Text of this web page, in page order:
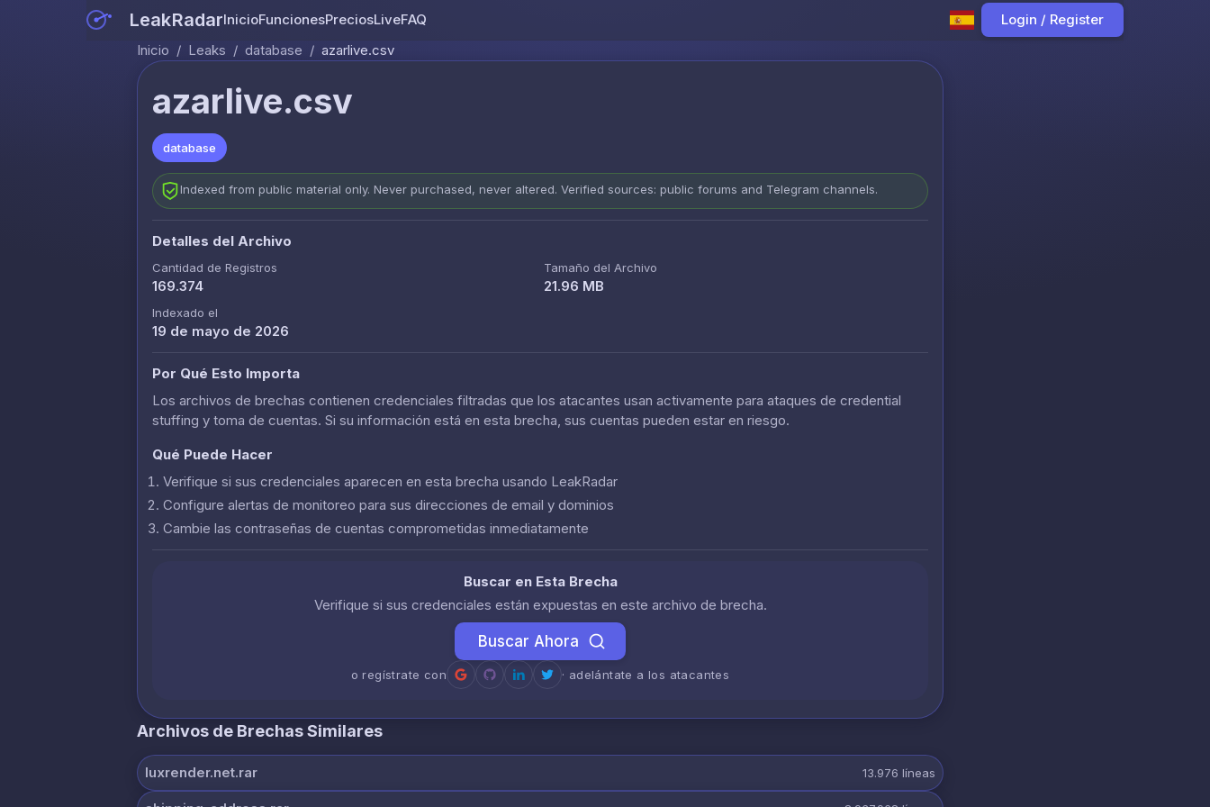
LeakRadarInicioFuncionesPreciosLiveFAQ
Login / Register
Inicio / Leaks / database / azarlive.csv
azarlive.csv
database
Indexed from public material only. Never purchased, never altered. Verified sources: public forums and Telegram channels.
Detalles del Archivo
Cantidad de Registros
169.374
Tamaño del Archivo
21.96 MB
Indexado el
19 de mayo de 2026
Por Qué Esto Importa
Los archivos de brechas contienen credenciales filtradas que los atacantes usan activamente para ataques de credential
stuffing y toma de cuentas. Si su información está en esta brecha, sus cuentas pueden estar en riesgo.
Qué Puede Hacer
Verifique si sus credenciales aparecen en esta brecha usando LeakRadar
Configure alertas de monitoreo para sus direcciones de email y dominios
Cambie las contraseñas de cuentas comprometidas inmediatamente
Buscar en Esta Brecha
Verifique si sus credenciales están expuestas en este archivo de brecha.
Buscar Ahora
o regístrate con · adelántate a los atacantes
Archivos de Brechas Similares
luxrender.net.rar 13.976 líneas